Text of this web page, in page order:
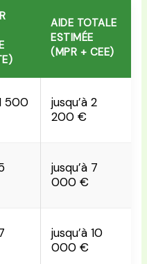
AIDE TOTALE
ESTIMÉE
(MPR + CEE)
500
jusqu’à 2
200 €
jusqu’à 7
000 €
jusqu’à 10
000 €